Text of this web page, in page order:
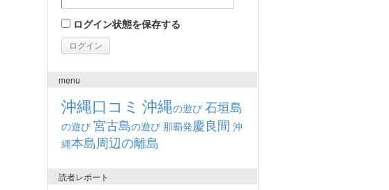
ログイン状態を保存する
menu
沖縄口コミ 沖縄の遊び 石垣島
の遊び 宮古島の遊び 那覇発慶良間 沖
縄本島周辺の離島
読者レポート